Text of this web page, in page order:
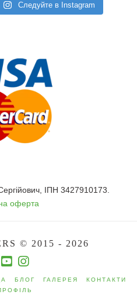
Следуйте в Instagram
ІПН 3427910173.
оферта
© 2015 - 2026
БЛОГ ГАЛЕРЕЯ
КОНТАКТИ